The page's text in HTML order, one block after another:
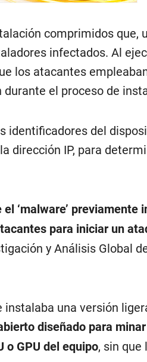
comprimidos que,
infectados. Al
los atacantes
el proceso de
identificadores del
dirección IP, para
‘malware’ previamente
para iniciar un
y Análisis Global
instalaba una versión
diseñado para
o GPU del equipo, sin que